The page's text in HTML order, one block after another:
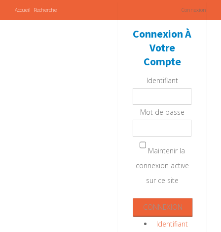
Accueil Recherche Connexion
Connexion À
Votre
Compte
Identifiant
Mot de passe
Maintenir la
connexion active
sur ce site
Identifiant